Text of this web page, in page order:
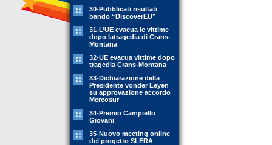
30-Pubblicati risultati
bando “DiscoverEU”
31-L’UE evacua le vittime
dopo latragedia di Crans-
Montana
32-UE evacua vittime dopo
tragedia Crans-Montana
33-Dichiarazione della
Presidente vonder Leyen
su approvazione accordo
Mercosur
34-Premio Campiello
Giovani
35-Nuovo meeting online
del progetto SLERA